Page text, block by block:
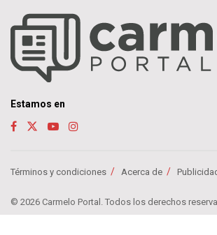
Estamos en
Términos y condiciones Acerca de
© 2026 Carmelo Portal. Todos los derechos